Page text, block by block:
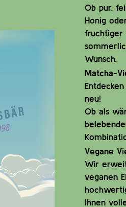
Ob pur,
Honig
fruchtiger
Wunsch.
Matcha-
neu!
Ob als
Vegane
Wir
veganen
Ihnen